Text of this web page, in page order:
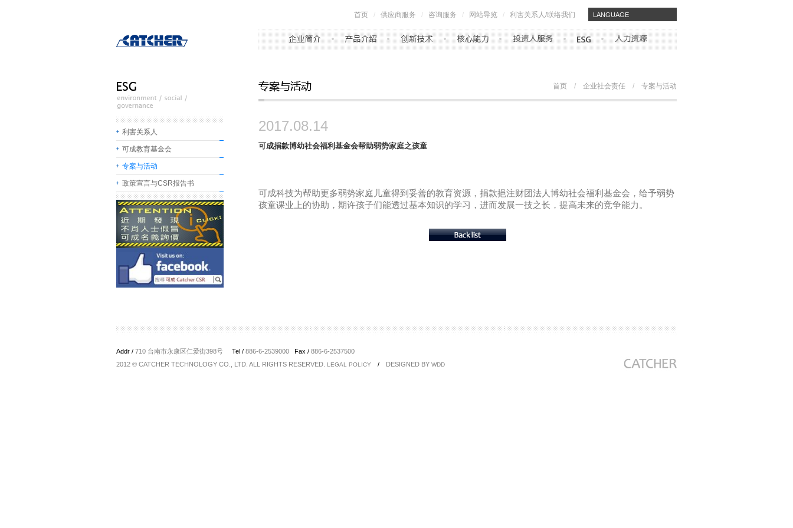
利害关系人
可成教育基金会
专案与活动
政策宣言与CSR报告书
首页 / 企业社会责任 / 专案与活动
2017.08.14
可成捐款博幼社会福利基金会帮助弱势家庭之孩童
可成科技为帮助更多弱势家庭儿童得到妥善的教育资源，捐款挹注财团法人博幼社会福利基金会，给予弱势
孩童课业上的协助，期许孩子们能透过基本知识的学习，进而发展一技之长，提高未来的竞争能力。
Addr / 710 台南市永康区仁爱街398号 Tel / 886-6-2539000 Fax / 886-6-2537500
2012 © CATCHER TECHNOLOGY CO., LTD. ALL RIGHTS RESERVED.
LEGAL POLICY / DESIGNED BY WDD
首页 / 供应商服务 / 咨询服务 / 网站导览 / 利害关系人/联络我们 ​​LANGUAGE